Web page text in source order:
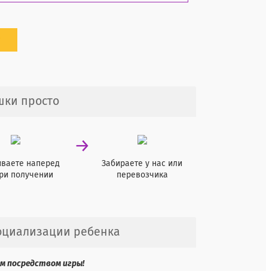
просто
наперед
получении
→
Забираете у нас или
перевозчика
ребенка
посредством игры!